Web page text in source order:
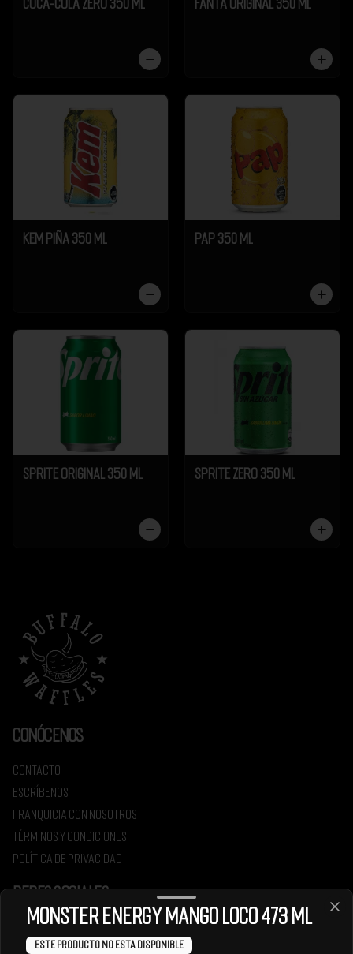
Coca-Cola Zero 350 ml Fanta Original 350 ml
Kem Piña 350 ml Pap 350 ml
Sprite Original 350 ml Sprite Zero 350 ml
Conócenos
Contacto
Escríbenos
Franquicia con nosotros
Términos y condiciones
Política de privacidad
Redes sociales
Facebook
Monster Energy Mango Loco 473 ml
Este producto no esta disponible